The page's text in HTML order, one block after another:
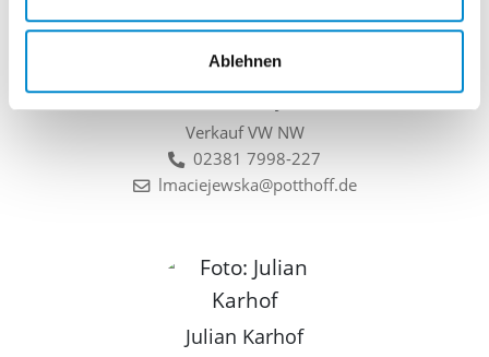
Ablehnen
Larissa Maciejewska
Verkauf VW NW
02381 7998-227
lmaciejewska@potthoff.de
Julian Karhof